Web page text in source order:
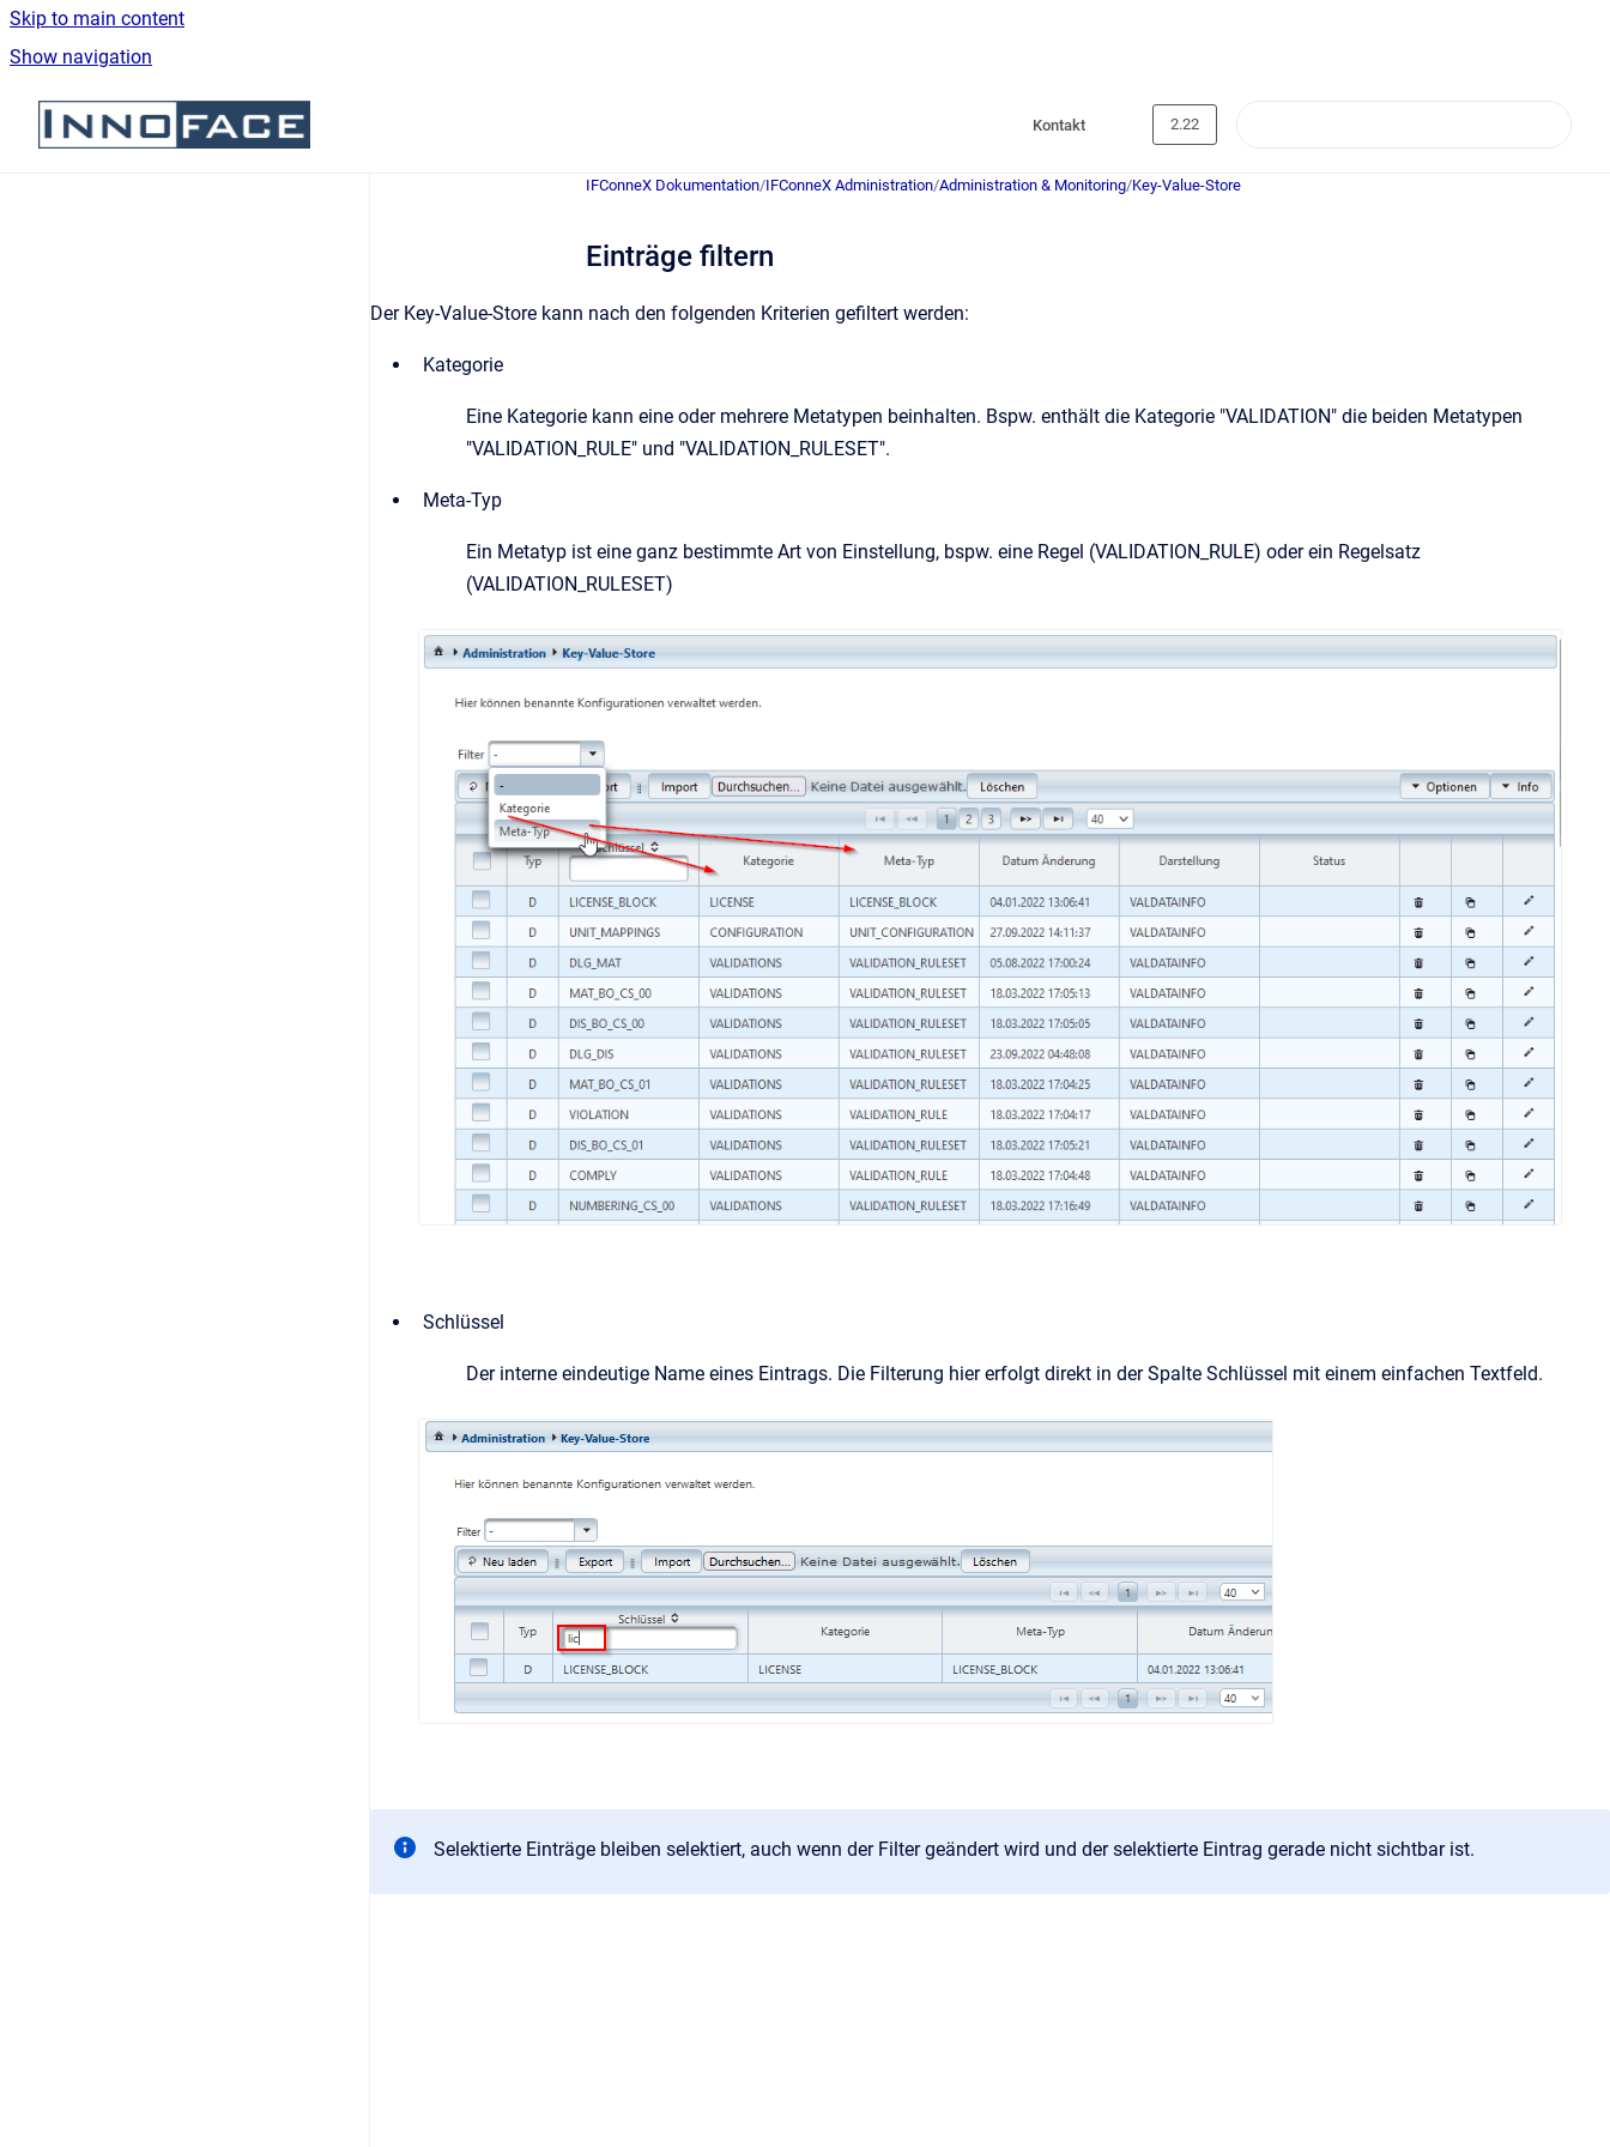
Skip to main content
Show navigation
Go to homepage
Kontakt 2.22
IFConneX Dokumentation/IFConneX Administration/Administration & Monitoring/Key-Value-Store
Einträge filtern
Der Key-Value-Store kann nach den folgenden Kriterien gefiltert werden:
Kategorie
Eine Kategorie kann eine oder mehrere Metatypen beinhalten. Bspw. enthält die Kategorie "VALIDATION" die beiden Metatypen
"VALIDATION_RULE" und "VALIDATION_RULESET".
Meta-Typ
Ein Metatyp ist eine ganz bestimmte Art von Einstellung, bspw. eine Regel (VALIDATION_RULE) oder ein Regelsatz
(VALIDATION_RULESET)
Schlüssel
Der interne eindeutige Name eines Eintrags. Die Filterung hier erfolgt direkt in der Spalte Schlüssel mit einem einfachen Textfeld.
Selektierte Einträge bleiben selektiert, auch wenn der Filter geändert wird und der selektierte Eintrag gerade nicht sichtbar ist.